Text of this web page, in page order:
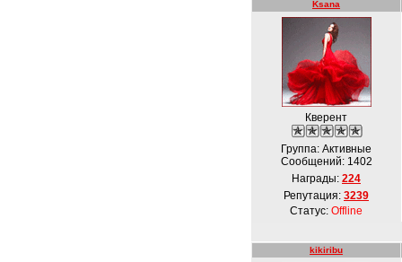
Ksana
Кверент
Группа: Активные
Сообщений: 1402
Награды: 224
Репутация: 3239
Статус: Offline
kikiribu